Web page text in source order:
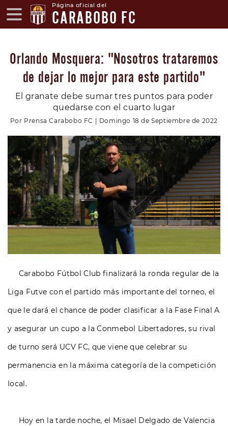
Página oficial del
CARABOBO FC
Orlando Mosquera: "Nosotros trataremos
de dejar lo mejor para este partido"
El granate debe sumar tres puntos para poder
quedarse con el cuarto lugar
Por Prensa Carabobo FC | Domingo 18 de Septiembre de 2022
Carabobo Fútbol Club finalizará la ronda regular de la
Liga Futve con el partido más importante del torneo, el
que le dará el chance de poder clasificar a la Fase Final A
y asegurar un cupo a la Conmebol Libertadores, su rival
de turno será UCV FC, que viene que celebrar su
permanencia en la máxima categoría de la competición
local.
Hoy en la tarde noche, el Misael Delgado de Valencia